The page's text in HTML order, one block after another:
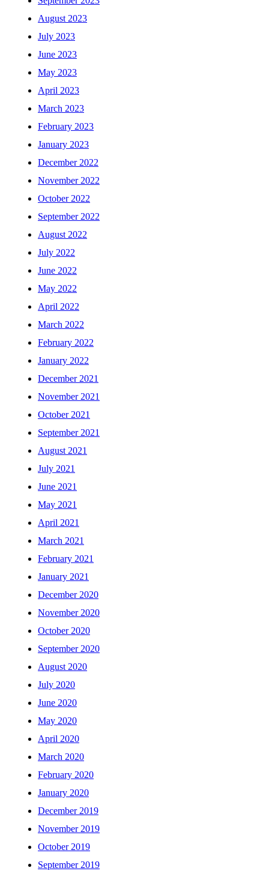
August 2023
July 2023
June 2023
May 2023
April 2023
March 2023
February 2023
January 2023
December 2022
November 2022
October 2022
September 2022
August 2022
July 2022
June 2022
May 2022
April 2022
March 2022
February 2022
January 2022
December 2021
November 2021
October 2021
September 2021
August 2021
July 2021
June 2021
May 2021
April 2021
March 2021
February 2021
January 2021
December 2020
November 2020
October 2020
September 2020
August 2020
July 2020
June 2020
May 2020
April 2020
March 2020
February 2020
January 2020
December 2019
November 2019
October 2019
September 2019